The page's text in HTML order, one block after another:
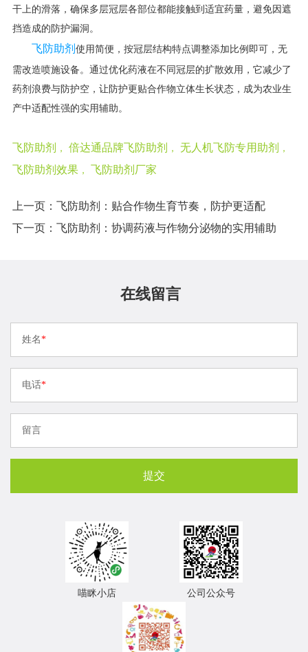
干上的滑落，确保多层冠层各部位都能接触到适宜药量，避免因遮
挡造成的防护漏洞。
飞防助剂使用简便，按冠层结构特点调整添加比例即可，无
需改造喷施设备。通过优化药液在不同冠层的扩散效用，它减少了
药剂浪费与防护空，让防护更贴合作物立体生长状态，成为农业生
产中适配性强的实用辅助。
飞防助剂 ， 倍达通品牌飞防助剂 ， 无人机飞防专用助剂 ，
飞防助剂效果， 飞防助剂厂家
上一页：飞防助剂：贴合作物生育节奏，防护更适配​
下一页：飞防助剂：协调药液与作物分泌物的实用辅助
在线留言
姓名*
电话*
留言
喵眯小店 公司公众号